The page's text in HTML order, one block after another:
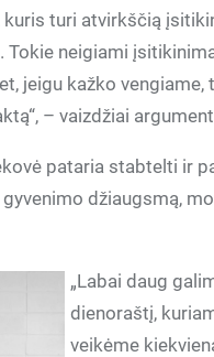
kuris turi atvirkščią
neigiami
jeigu kažko
– vaizdžiai
pataria stabtelti ir
džiaugsmą,
„Labai daug
dienoraštį,
veikėme